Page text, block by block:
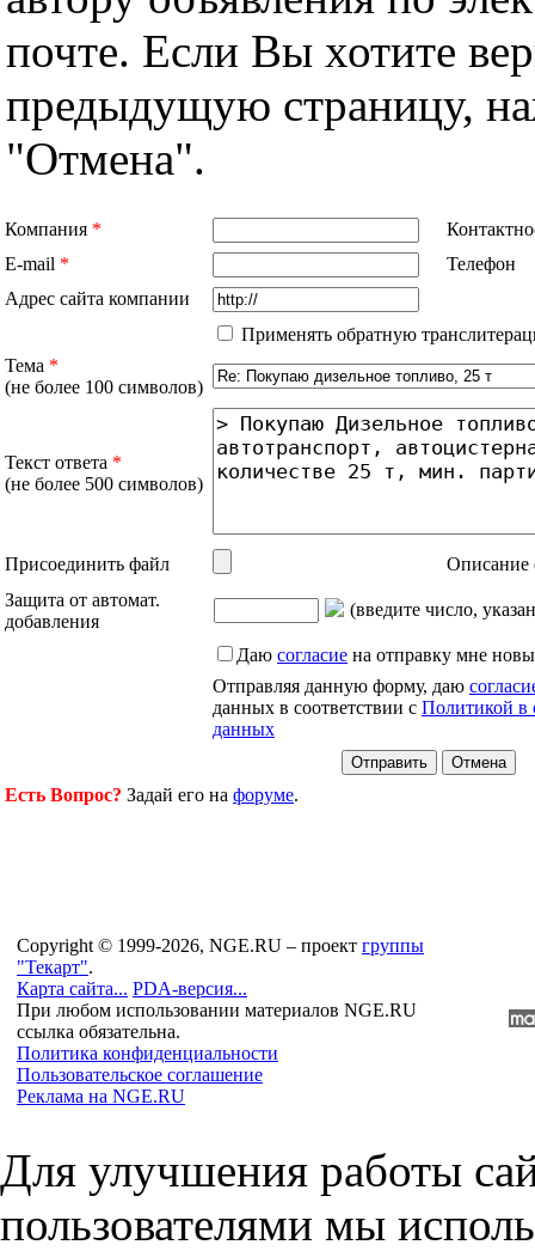
почте. Если Вы хотите
предыдущую страницу,
"Отмена".
Компания *
E-mail *
Телефон
Адрес сайта компании
Применять обратную
Тема *
(не более 100 символов)
Текст ответа *
(не более 500 символов)
Присоединить файл
Описание
Защита от автомат.
добавления
(введите число,
Даю согласие на отправку мне
Отправляя данную форму, даю
данных в соответствии с Политикой в
данных
Есть Вопрос? Задай его на форуме.
Copyright © 1999-2026, NGE.RU – проект группы
"Текарт".
Карта сайта... PDA-версия...
При любом использовании материалов NGE.RU
ссылка обязательна.
Политика конфиденциальности
Пользовательское соглашение
Реклама на NGE.RU
Для улучшения работы
пользователями мы